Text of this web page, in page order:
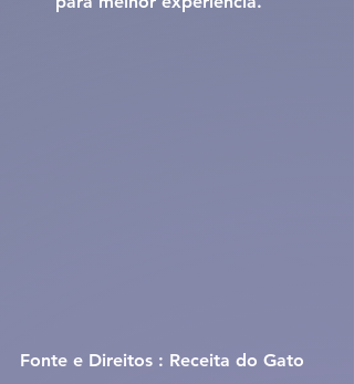
Fonte e Direitos : Receita do Gato